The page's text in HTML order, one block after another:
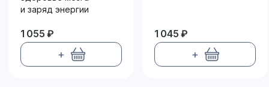
и заряд энергии
1 055 ₽
+
1 045 ₽
+